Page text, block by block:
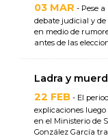
03 MAR - Pese
debate judicial y
en medio de
antes de las
Ladra y
22 FEB - El
explicaciones
en el Ministerio de
González García